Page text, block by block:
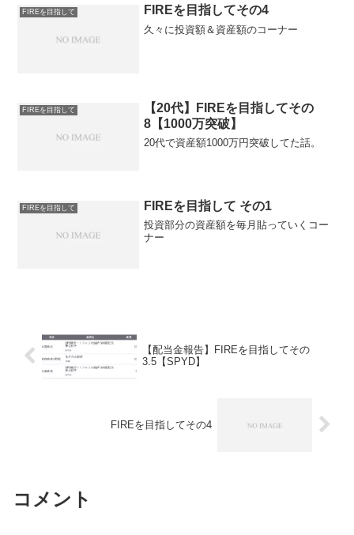
FIREを目指して FIREを目指してその4
久々に投資額＆資産額のコーナー
FIREを目指して
【20代】FIREを目指してその
8【1000万突破】
20代で資産額1000万円突破してた話。
FIREを目指して FIREを目指して その1
投資部分の資産額を毎月貼っていくコー
ナー
【配当金報告】FIREを目指してその
3.5【SPYD】
FIREを目指してその4
コメント